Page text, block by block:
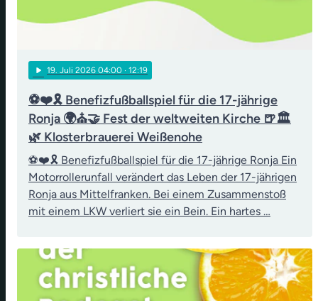
play_arrow 19. Juli 2026 04:00 · 12:19
⚽❤️🎗️ Benefizfußballspiel für die 17-jährige
Ronja 🌍⛪🤝 Fest der weltweiten Kirche 🍺🏛️
🌿 Klosterbrauerei Weißenohe
⚽❤️🎗️ Benefizfußballspiel für die 17-jährige Ronja Ein
Motorrollerunfall verändert das Leben der 17-jährigen
Ronja aus Mittelfranken. Bei einem Zusammenstoß
mit einem LKW verliert sie ein Bein. Ein hartes …